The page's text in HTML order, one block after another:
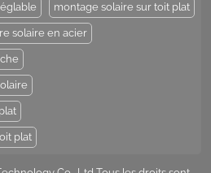
montage solaire sur toit plat
solaire en acier
plat